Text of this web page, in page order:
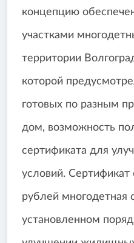
концепцию
участками
территории
которой
готовых по разным
дом, возможность
сертификата для
условий.
рублей многодетная
установленном